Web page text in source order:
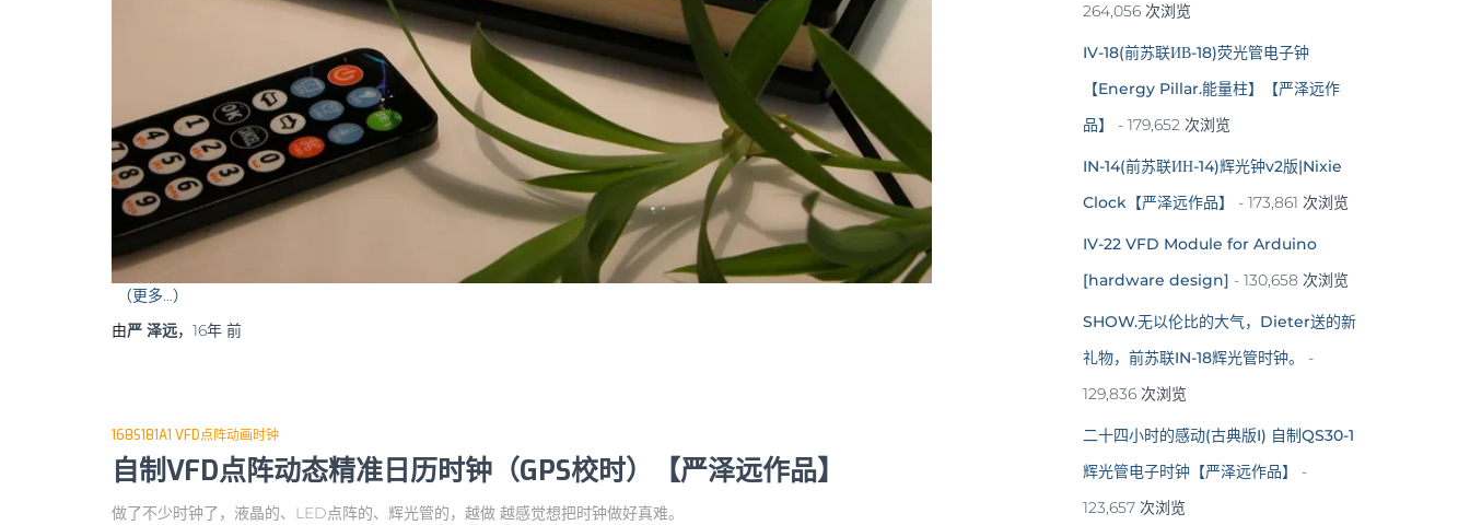
（更多…）
由严 泽远， 16年 前
168S181A1 VFD点阵动画时钟
自制VFD点阵动态精准日历时钟（GPS校时）【严泽远作品】
做了不少时钟了，液晶的、LED点阵的、辉光管的，越做 越感觉想把时钟做好真难。
264,056 次浏览
IV-18(前苏联ИВ-18)荧光管电子钟
【Energy Pillar.能量柱】【严泽远作
品】
- 179,652 次浏览
IN-14(前苏联ИН-14)辉光钟v2版|Nixie
Clock【严泽远作品】
- 173,861 次浏览
IV-22 VFD Module for Arduino
[hardware design] - 130,658 次浏览
SHOW.无以伦比的大气，Dieter送的新
礼物，前苏联IN-18辉光管时钟。
-
129,836 次浏览
二十四小时的感动(古典版I) 自制QS30-1
辉光管电子时钟【严泽远作品】
-
123,657 次浏览